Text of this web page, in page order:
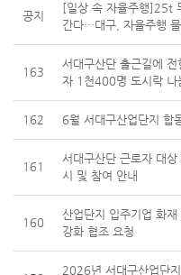
공지
[일상 속 자율주행]25t
간다···대구, 자율주행
163
서대구산단 출근길에
자 1천400명 도시락 나
162 6월 서대구산업단지 합
161
서대구산단 근로자 대
시 및 참여 안내
160
산업단지 입주기업 화
강화 협조 요청
2026년 서대구산업단